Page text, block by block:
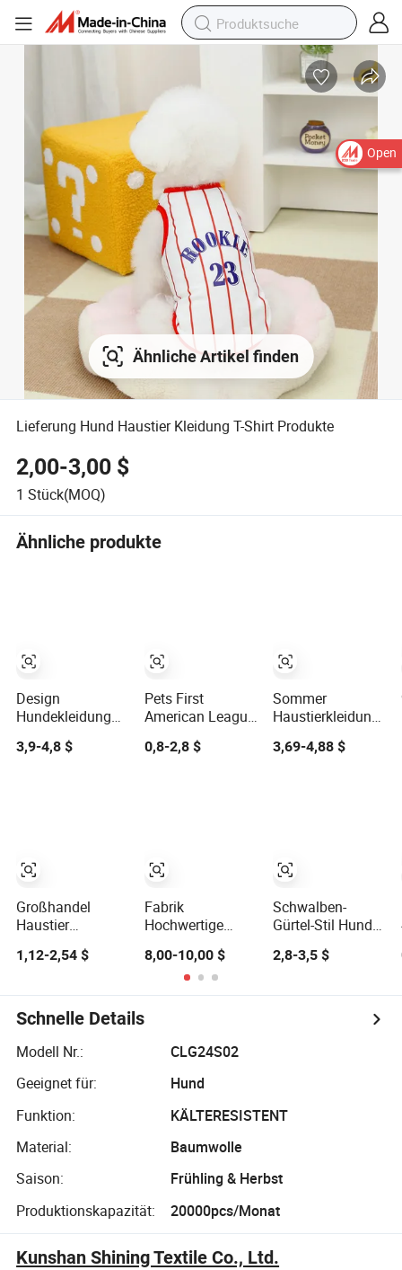
Open
Ähnliche Artikel finden
Lieferung Hund Haustier Kleidung T-Shirt Produkte
2,00-3,00 $
1 Stück(MOQ)
Ähnliche produkte
Design
Hundekleidung
Haustierbekleidung
Marineblau
3,9-4,8 $
Großhandel
Haustier
Baumwolle
Druck cooler
Katzen- und
1,12-2,54 $
Pets First
American League
West T-Shirt für
Hunde
0,8-2,8 $
Fabrik
Hochwertige
Design T-Shirts
Heißer Verkauf
100% Baumwolle
Vintage Retro
Hund Grafik T-
8,00-10,00 $
Sommer
Haustierkleidung
Denim Bedruckte
Knöpfe Hund
3,69-4,88 $
Schwalben-
Gürtel-Stil Hund
schneller
2,8-3,5 $
Schnelle Details
Modell Nr.:
CLG24S02
Geeignet für:
Hund
Funktion:
KÄLTERESISTENT
Material:
Baumwolle
Saison:
Frühling & Herbst
Produktionskapazität:
20000pcs/Monat
Kunshan Shining Textile Co., Ltd.